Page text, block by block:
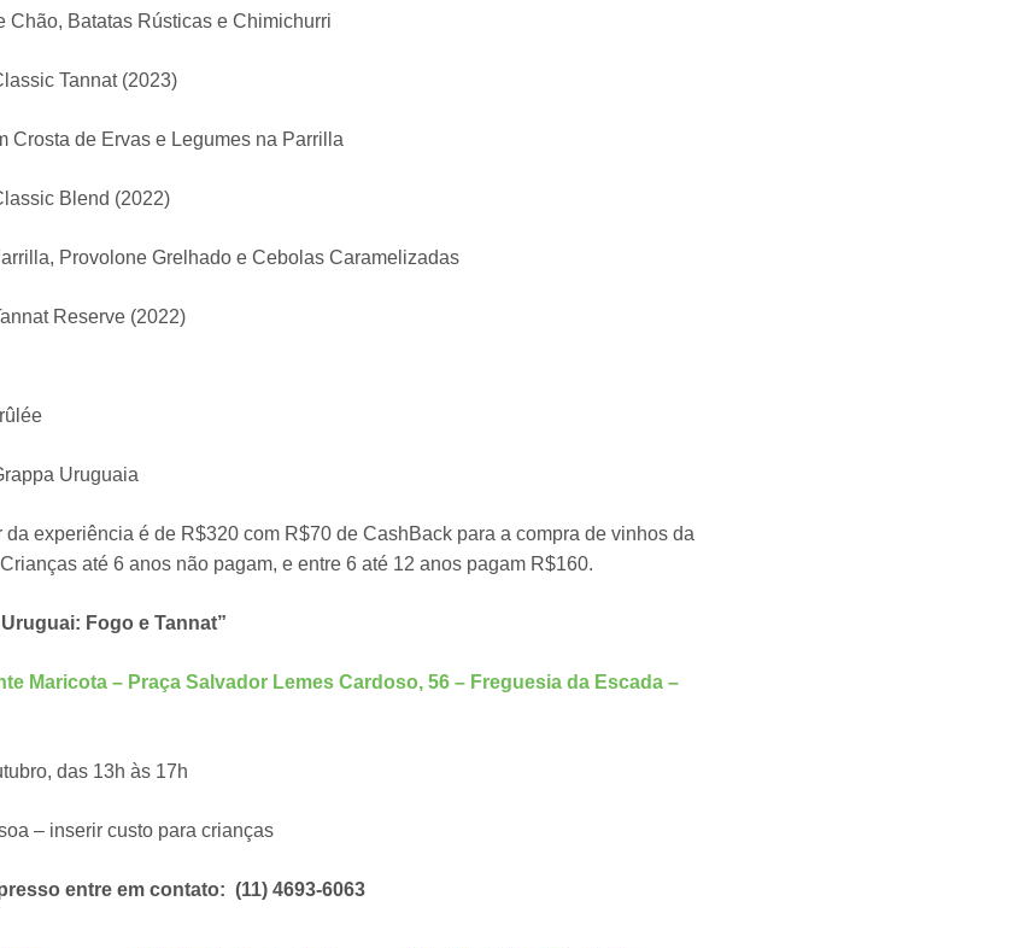
Chão, Batatas Rústicas e Chimichurri
Tannat (2023)
Crosta de Ervas e Legumes na Parrilla
Blend (2022)
Provolone Grelhado e Cebolas Caramelizadas
Reserve (2022)
Uruguaia
da experiência é de R$320 com R$70 de CashBack para a compra de vinhos da
até 6 anos não pagam, e entre 6 até 12 anos pagam R$160.
Fogo e Tannat”
Maricota – Praça Salvador Lemes Cardoso, 56 – Freguesia da Escada –
das 13h às 17h
– inserir custo para crianças
entre em contato: (11) 4693-6063